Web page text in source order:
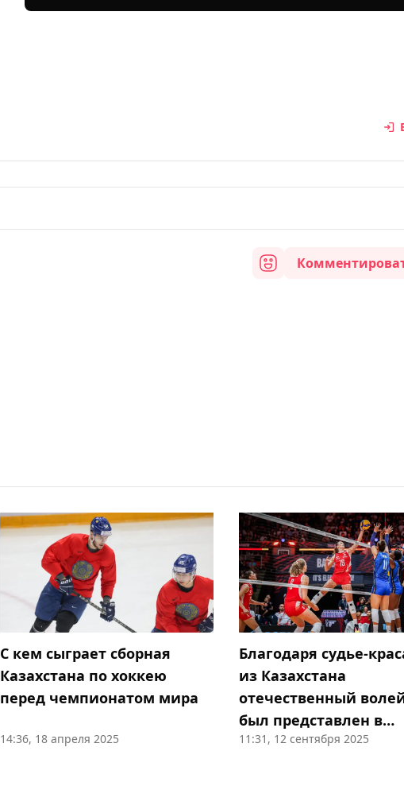
С кем сыграет сборная
Казахстана по хоккею
перед чемпионатом мира
14:36, 18 апреля 2025
Благодаря судье-
из Казахстана
отечественный
был представлен в
полуфинале
11:31, 12 сентября 2025